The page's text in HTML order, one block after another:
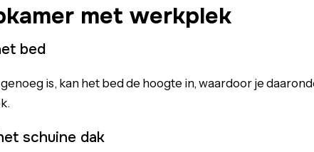
met werkplek
bed
is, kan het bed de hoogte in, waardoor je
schuine dak